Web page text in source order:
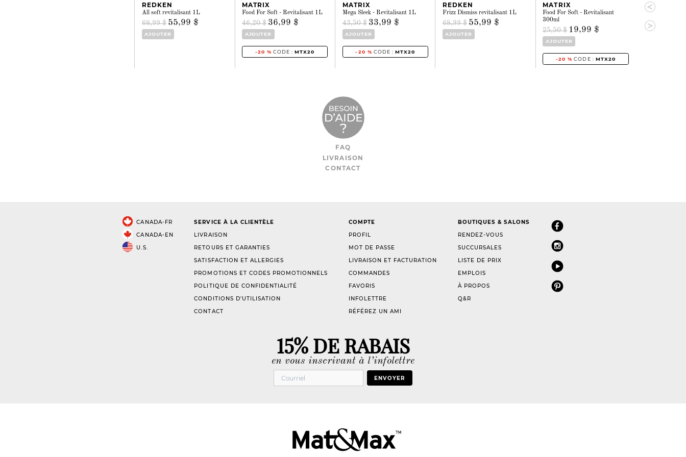
REDKEN
All soft revitalisant 1L
68,99 $ 55,99 $
AJOUTER
MATRIX
Food For Soft - Revitalisant 1L
46,20 $ 36,99 $
AJOUTER
-20 % CODE :MTX20
MATRIX
Mega Sleek - Revitalisant 1L
43,50 $ 33,99 $
AJOUTER
-20 % CODE : MTX20
REDKEN
Frizz Dismiss revitalisant 1L
68,99 $ 55,99 $
AJOUTER
MATRIX
Food For Soft - Revitalisant
300ml
25,50 $ 19,99 $
AJOUTER
-20 % CODE : MTX20
BIOLAGE
Smoothproof -
57,00 $
FAQ
LIVRAISON
CONTACT
CANADA-FR
CANADA-EN
U.S.
SERVICE À LA CLIENTÈLE
LIVRAISON
RETOURS ET GARANTIES
SATISFACTION ET ALLERGIES
PROMOTIONS ET CODES PROMOTIONNELS
POLITIQUE DE CONFIDENTIALITÉ
CONDITIONS D’UTILISATION
CONTACT
COMPTE
PROFIL
MOT DE PASSE
LIVRAISON ET FACTURATION
COMMANDES
FAVORIS
INFOLETTRE
RÉFÉREZ UN AMI
BOUTIQUES & SALONS
RENDEZ-VOUS
SUCCURSALES
LISTE DE PRIX
EMPLOIS
À PROPOS
Q&R
15% DE RABAIS
en vous inscrivant à l’infolettre
ENVOYER